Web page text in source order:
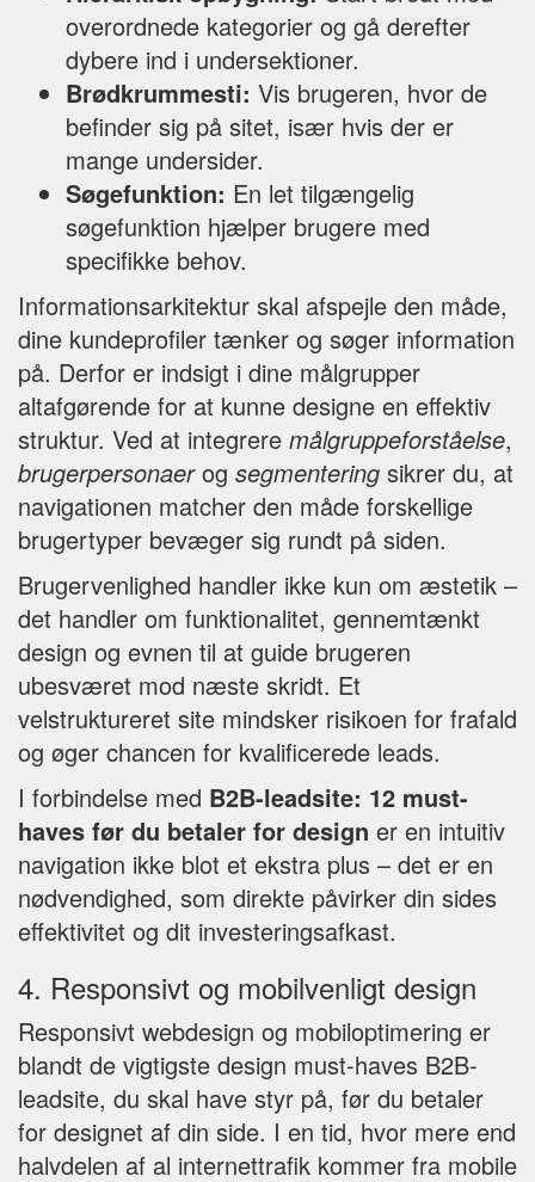
overordnede kategorier og gå derefter
dybere ind i undersektioner.
Brødkrummesti: Vis brugeren, hvor de
befinder sig på sitet, især hvis der er
mange undersider.
Søgefunktion: En let tilgængelig
søgefunktion hjælper brugere med
specifikke behov.
Informationsarkitektur skal afspejle den måde,
dine kundeprofiler tænker og søger information
på. Derfor er indsigt i dine målgrupper
altafgørende for at kunne designe en effektiv
struktur. Ved at integrere målgruppeforståelse,
brugerpersonaerog segmentering sikrer du, at
navigationen matcher den måde forskellige
brugertyper bevæger sig rundt på siden.
Brugervenlighed handler ikke kun om æstetik –
det handler om funktionalitet, gennemtænkt
design og evnen til at guide brugeren
ubesværet mod næste skridt. Et
velstruktureret site mindsker risikoen for frafald
og øger chancen for kvalificerede leads.
I forbindelse med B2B-leadsite: 12 must-
haves før du betaler for design er en intuitiv
navigation ikke blot et ekstra plus – det er en
nødvendighed, som direkte påvirker din sides
effektivitet og dit investeringsafkast.
4. Responsivt og mobilvenligt design
Responsivt webdesign og mobiloptimering er
blandt de vigtigste design must-haves B2B-
leadsite, du skal have styr på, før du betaler
for designet af din side. I en tid, hvor mere end
halvdelen af al internettrafik kommer fra mobile